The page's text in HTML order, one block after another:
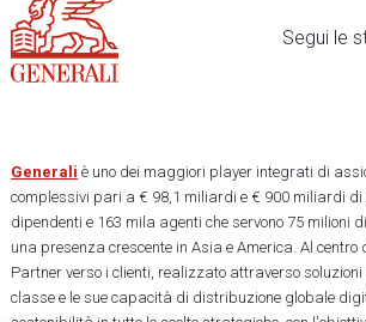
Segui le
Generali è uno dei maggiori player integrati di
complessivi pari a € 98,1 miliardi e € 900 miliardi di
dipendenti e 163 mila agenti che servono 75 milioni
una presenza crescente in Asia e America. Al
Partner verso i clienti, realizzato attraverso
classe e le sue capacità di distribuzione globale